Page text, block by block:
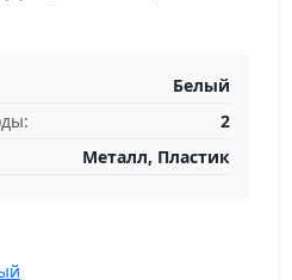
Белый
2
Металл, Пластик